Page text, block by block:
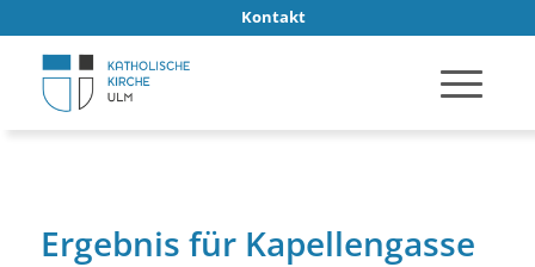
Kontakt
Ergebnis für Kapellengasse